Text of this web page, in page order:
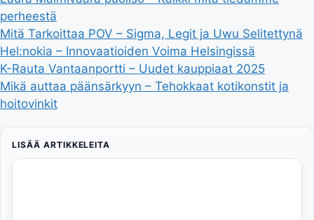
perheestä
Mitä Tarkoittaa POV – Sigma, Legit ja Uwu Selitettynä
Hel:nokia – Innovaatioiden Voima Helsingissä
K-Rauta Vantaanportti – Uudet kauppiaat 2025
Mikä auttaa päänsärkyyn – Tehokkaat kotikonstit ja
hoitovinkit
LISÄÄ ARTIKKELEITA